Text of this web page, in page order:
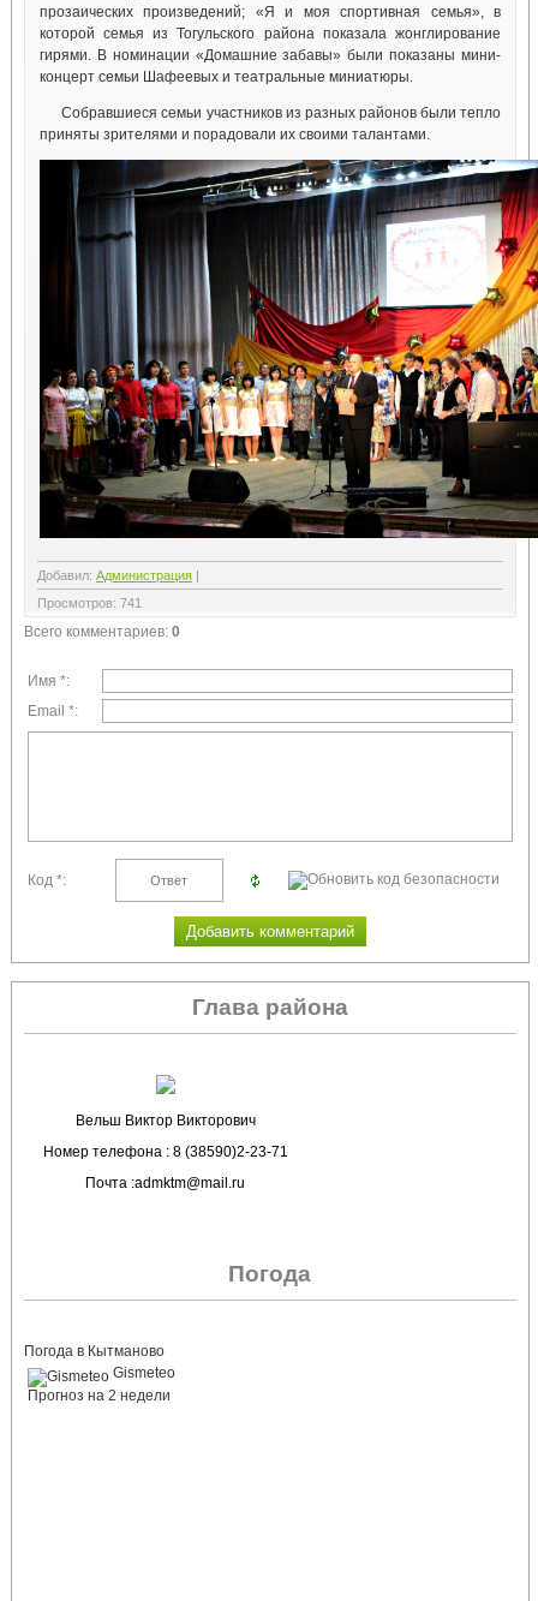
прозаических произведений; «Я и моя спортивная семья», в
которой семья из Тогульского района показала жонглирование
гирями. В номинации «Домашние забавы» были показаны мини-
концерт семьи Шафеевых и театральные миниатюры.
Собравшиеся семьи участников из разных районов были тепло
приняты зрителями и порадовали их своими талантами.
Добавил: Администрация|
Просмотров: 741
Всего комментариев: 0
Имя *:
Email *:
Код *:
Глава района
Вельш Виктор Викторович
Номер телефона : 8 (38590)2-23-71
Почта :admktm@mail.ru
Погода
Погода в Кытманово
Gismeteo
Прогноз на 2 недели